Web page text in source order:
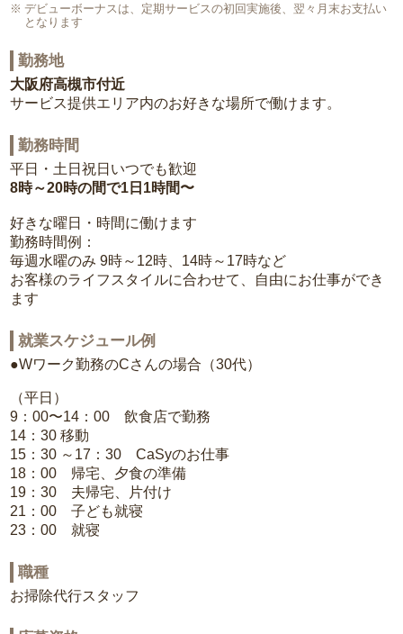
デビューボーナスは、定期サービスの初回実施後、翌々月末お支払い
となります
勤務地
大阪府高槻市付近
サービス提供エリア内のお好きな場所で働けます。
勤務時間
平日・土日祝日いつでも歓迎
8時～20時の間で1日1時間〜
好きな曜日・時間に働けます
勤務時間例：
毎週水曜のみ 9時～12時、14時～17時など
お客様のライフスタイルに合わせて、自由にお仕事ができ
ます
就業スケジュール例
●Wワーク勤務のCさんの場合（30代）
（平日）
9：00〜14：00 飲食店で勤務
14：30 移動
15：30 ～17：30 CaSyのお仕事
18：00 帰宅、夕食の準備
19：30 夫帰宅、片付け
21：00 子ども就寝
23：00 就寝
職種
お掃除代行スタッフ